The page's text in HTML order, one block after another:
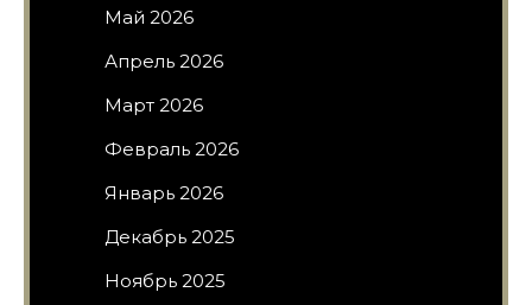
Май 2026
Апрель 2026
Март 2026
Февраль 2026
Январь 2026
Декабрь 2025
Ноябрь 2025